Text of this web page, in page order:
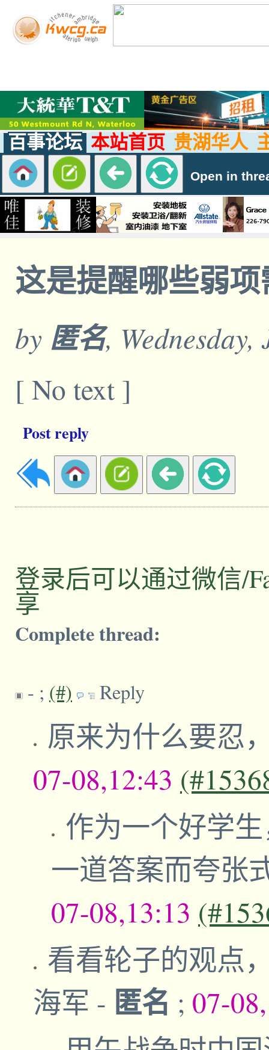
百事论坛 本站首页 贵湖华人
Open in
这是提醒哪些弱
by 匿名,
[ No text ]
Post reply
登录后可以通过微信/
享
Complete thread:
- ; (#) Reply
原来为什么要忍
07-08,12:43
作为一个好学
一道答案而夸张
07-08,13:13
看看轮子的观点
海军 - 匿名 ; 07-